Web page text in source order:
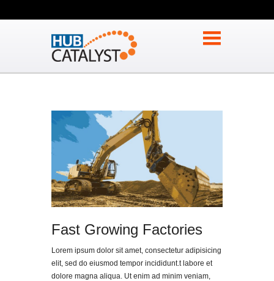
Fast Growing Factories
Lorem ipsum dolor sit amet, consectetur adipisicing
elit, sed do eiusmod tempor incididunt.t labore et
dolore magna aliqua. Ut enim ad minim veniam,